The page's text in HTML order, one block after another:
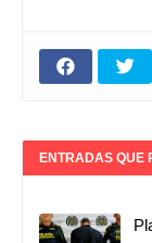
ENTRADAS QUE